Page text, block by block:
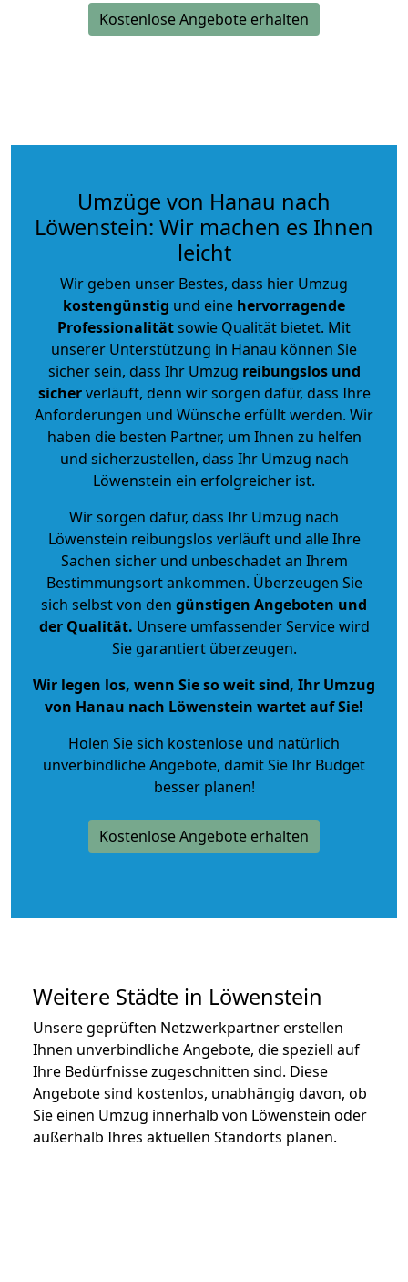
Kostenlose Angebote erhalten
Umzüge von Hanau nach
Löwenstein: Wir machen es Ihnen
leicht
Wir geben unser Bestes, dass hier Umzug
kostengünstig und eine hervorragende
Professionalitätsowie Qualität bietet. Mit
unserer Unterstützung in Hanau können Sie
sicher sein, dass Ihr Umzug reibungslos und
sicherverläuft, denn wir sorgen dafür, dass Ihre
Anforderungen und Wünsche erfüllt werden. Wir
haben die besten Partner, um Ihnen zu helfen
und sicherzustellen, dass Ihr Umzug nach
Löwenstein ein erfolgreicher ist.
Wir sorgen dafür, dass Ihr Umzug nach
Löwenstein reibungslos verläuft und alle Ihre
Sachen sicher und unbeschadet an Ihrem
Bestimmungsort ankommen. Überzeugen Sie
sich selbst von den günstigen Angeboten und
der Qualität. Unsere umfassender Service wird
Sie garantiert überzeugen.
Wir legen los, wenn Sie so weit sind, Ihr Umzug
von Hanau nach Löwenstein wartet auf Sie!
Holen Sie sich kostenlose und natürlich
unverbindliche Angebote, damit Sie Ihr Budget
besser planen!
Kostenlose Angebote erhalten
Weitere Städte in Löwenstein
Unsere geprüften Netzwerkpartner erstellen
Ihnen unverbindliche Angebote, die speziell auf
Ihre Bedürfnisse zugeschnitten sind. Diese
Angebote sind kostenlos, unabhängig davon, ob
Sie einen Umzug innerhalb von Löwenstein oder
außerhalb Ihres aktuellen Standorts planen.